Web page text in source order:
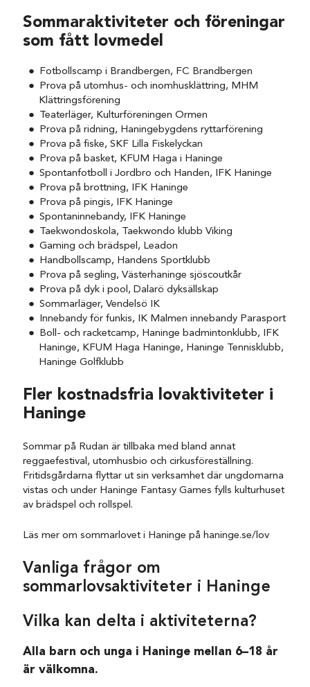
Sommaraktiviteter och föreningar
som fått lovmedel
Fotbollscamp i Brandbergen, FC Brandbergen
Prova på utomhus- och inomhusklättring, MHM
Klättringsförening
Teaterläger, Kulturföreningen Ormen
Prova på ridning, Haningebygdens ryttarförening
Prova på fiske, SKF Lilla Fiskelyckan
Prova på basket, KFUM Haga i Haninge
Spontanfotboll i Jordbro och Handen, IFK Haninge
Prova på brottning, IFK Haninge
Prova på pingis, IFK Haninge
Spontaninnebandy, IFK Haninge
Taekwondoskola, Taekwondo klubb Viking
Gaming och brädspel, Leadon
Handbollscamp, Handens Sportklubb
Prova på segling, Västerhaninge sjöscoutkår
Prova på dyk i pool, Dalarö dyksällskap
Sommarläger, Vendelsö IK
Innebandy för funkis, IK Malmen innebandy Parasport
Boll- och racketcamp, Haninge badmintonklubb, IFK
Haninge, KFUM Haga Haninge, Haninge Tennisklubb,
Haninge Golfklubb
Fler kostnadsfria lovaktiviteter i
Haninge
Sommar på Rudan är tillbaka med bland annat
reggaefestival, utomhusbio och cirkusföreställning.
Fritidsgårdarna flyttar ut sin verksamhet där ungdomarna
vistas och under Haninge Fantasy Games fylls kulturhuset
av brädspel och rollspel.
Läs mer om sommarlovet i Haninge på haninge.se/lov
Vanliga frågor om
sommarlovsaktiviteter i Haninge
Vilka kan delta i aktiviteterna?
Alla barn och unga i Haninge mellan 6–18 år
är välkomna.